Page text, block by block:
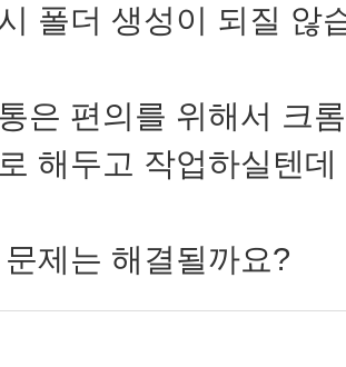
폴더 생성이 되질 않
은 편의를 위해서 크
해두고 작업하실텐데
문제는 해결될까요?